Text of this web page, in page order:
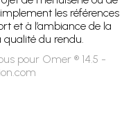
les références
et à l’ambiance de la
du rendu.
pour Omer ® 14.5 -